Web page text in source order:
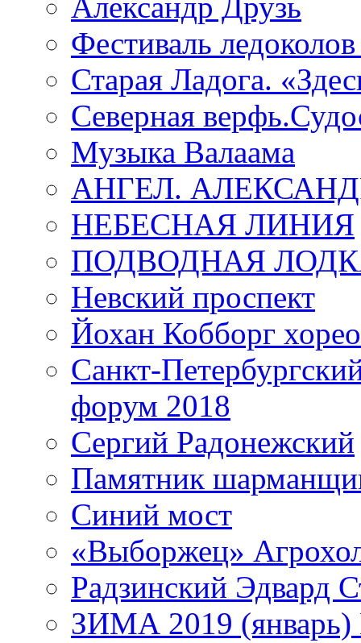
Фестиваль
Старая Ладога.
Северная
Музыка Валаама
АНГЕЛ.
НЕБЕСНАЯ ЛИНИЯ
ПОДВОДНАЯ
Невский проспект
Йохан Кобборг
Санкт-
форум 2018
Сергий Радонежский
Памятник
Синий мост
«Выборжец»
Радзинский Эдвард
ЗИМА 2019 (январь)